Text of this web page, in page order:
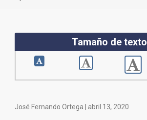
Tamaño de texto
José Fernando Ortega | abril 13, 2020